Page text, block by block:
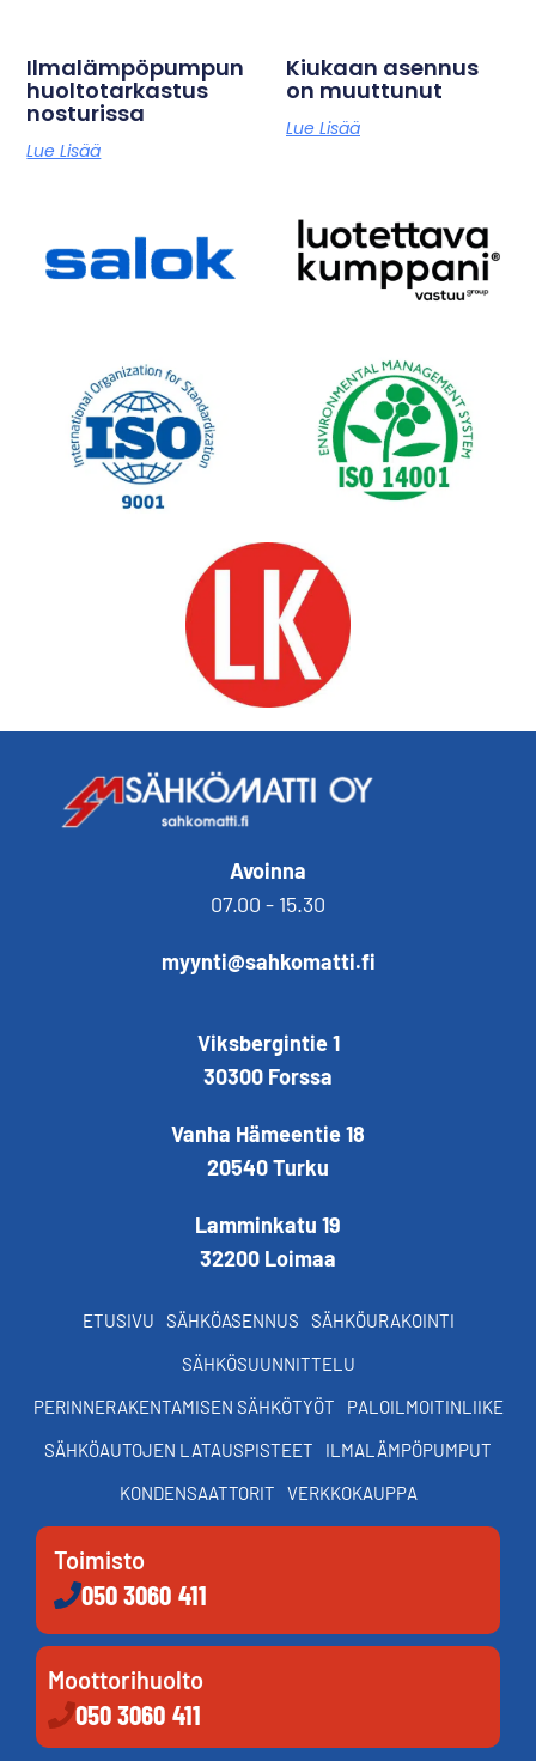
Ilmalämpöpumpun
huoltotarkastus
nosturissa
Lue Lisää
Kiukaan asennus
on muuttunut
Lue Lisää
Avoinna
07.00 - 15.30
myynti@sahkomatti.fi
Viksbergintie 1
30300 Forssa
Vanha Hämeentie 18
20540 Turku
Lamminkatu 19
32200 Loimaa
ETUSIVU SÄHKÖASENNUS
SÄHKÖURAKOINTI
SÄHKÖSUUNNITTELU
PERINNERAKENTAMISEN SÄHKÖTYÖT
PALOILMOITINLIIKE
SÄHKÖAUTOJEN LATAUSPISTEET
ILMALÄMPÖPUMPUT
KONDENSAATTORIT
VERKKOKAUPPA
Toimisto
050 3060 411
Moottorihuolto
050 3060 411